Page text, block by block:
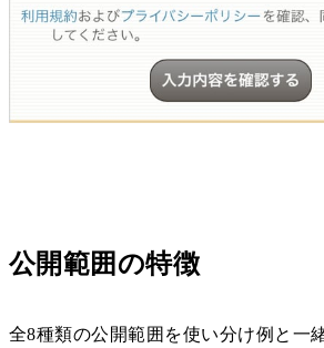
公開範囲の特徴
全8種類の公開範囲を使い分け例と一